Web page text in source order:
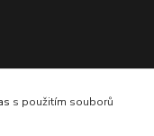
s použitím souborů